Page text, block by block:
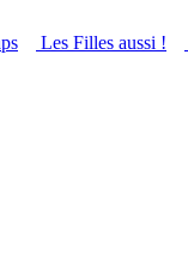
Les Filles aussi !